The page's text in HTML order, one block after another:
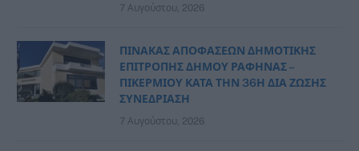
7 Αυγούστου, 2026
ΠΙΝΑΚΑΣ ΑΠΟΦΑΣΕΩΝ ΔΗΜΟΤΙΚΗΣ
ΕΠΙΤΡΟΠΗΣ ΔΗΜΟΥ ΡΑΦΗΝΑΣ –
ΠΙΚΕΡΜΙΟΥ ΚΑΤΑ ΤΗΝ 36Η ΔΙΑ ΖΩΣΗΣ
ΣΥΝΕΔΡΙΑΣΗ
7 Αυγούστου, 2026